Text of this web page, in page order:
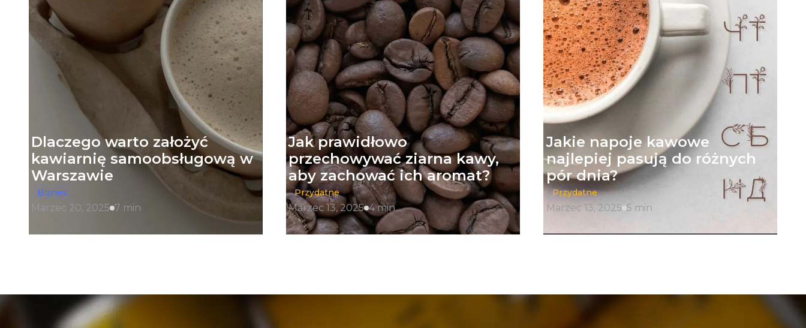
Dlaczego warto założyć
kawiarnię samoobsługową w
Warszawie
Biznes
Marzec 20, 2025 7 min
Jak prawidłowo
przechowywać ziarna kawy,
aby zachować ich aromat?
Przydatne
Marzec 13, 2025 4 min
Jakie napoje kawowe
najlepiej pasują do różnych
pór dnia?
Przydatne
Marzec 13, 2025 5 min